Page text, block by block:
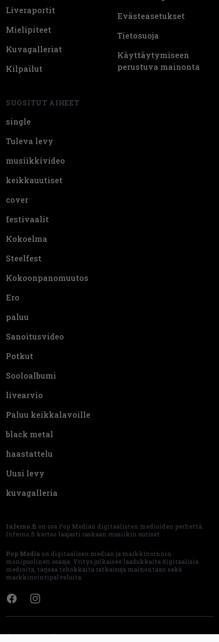
Liveraportit
Mielipiteet
Kuvagalleriat
Kilpailut
SUOSITUT AIHEET
single
Tuleva levy
musiikkivideo
keikkauutiset
cover
festivaalit
Kokoelma
Steelfest
Kokoonpanomuutos
Ero
paluu
Sanoitusvideo
Potkut
Sooloalbumi
livearvio
Paluu keikkalavoille
black metal
haastattelu
Uusi levy
kuvagalleria
Evästeasetukset
Tietosuoja
Käyttäytymiseen
perustuva mainonta
Inferno.fi on osa Pop Median digitaalisten medioiden perhettä.
Inferno.fi kertoo laajasti raskaan musiikin uutiset.
Pop Media on digitaalisen median ja markkinoinnin
monipuolinen osaaja. Yritys julkaisee laadukkaita digitaalisia
medioita, tarjoaa tehokkaita ratkaisuja mainontaan sekä
markkinointipalveluita.
FacebookInstagram
© 2022 Pop Media Oy